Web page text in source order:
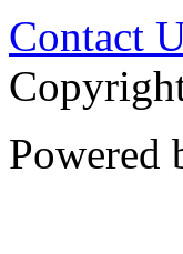
Contact
Powered